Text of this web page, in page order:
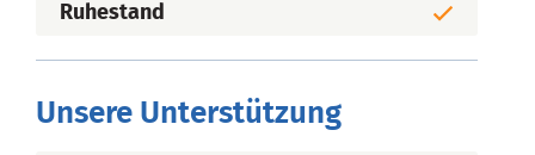
Ruhestand
Unsere Unterstützung